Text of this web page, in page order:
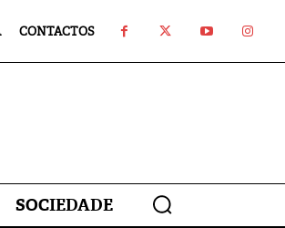
CONTACTOS
SOCIEDADE